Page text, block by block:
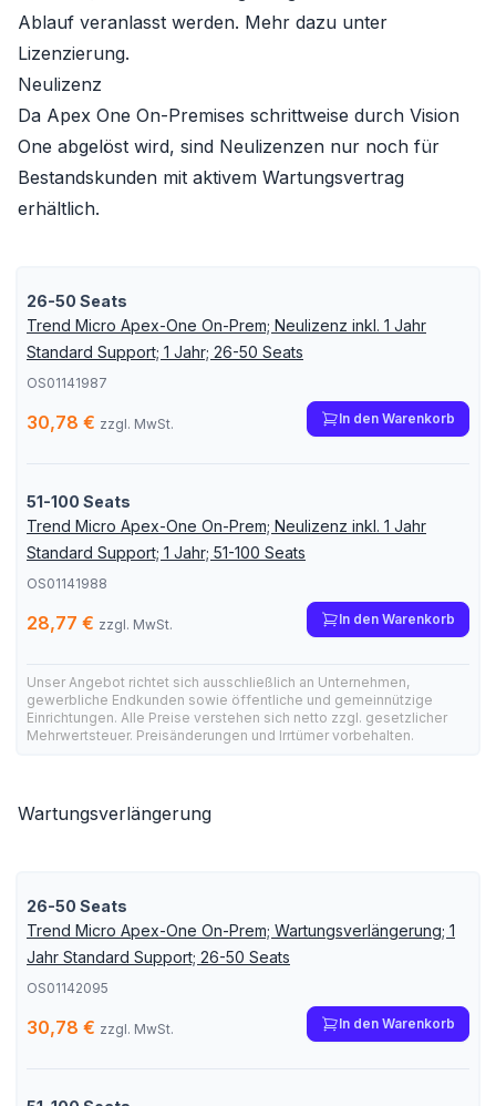
Ablauf veranlasst werden. Mehr dazu unter
Lizenzierung.
Neulizenz
Da Apex One On-Premises schrittweise durch Vision
One abgelöst wird, sind Neulizenzen nur noch für
Bestandskunden mit aktivem Wartungsvertrag
erhältlich.
26-50 Seats
Trend Micro Apex-One On-Prem; Neulizenz inkl. 1 Jahr
Standard Support; 1 Jahr; 26-50 Seats
OS01141987
30,78 € zzgl. MwSt. In den Warenkorb
51-100 Seats
Trend Micro Apex-One On-Prem; Neulizenz inkl. 1 Jahr
Standard Support; 1 Jahr; 51-100 Seats
OS01141988
28,77 € zzgl. MwSt. In den Warenkorb
Unser Angebot richtet sich ausschließlich an Unternehmen,
gewerbliche Endkunden sowie öffentliche und gemeinnützige
Einrichtungen. Alle Preise verstehen sich netto zzgl. gesetzlicher
Mehrwertsteuer. Preisänderungen und Irrtümer vorbehalten.
Wartungsverlängerung
26-50 Seats
Trend Micro Apex-One On-Prem; Wartungsverlängerung; 1
Jahr Standard Support; 26-50 Seats
OS01142095
30,78 € zzgl. MwSt. In den Warenkorb